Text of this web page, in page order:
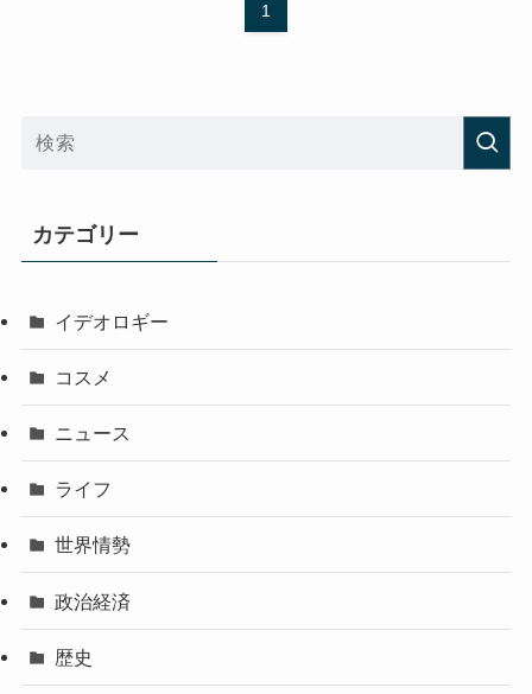
1
カテゴリー
イデオロギー
コスメ
ニュース
ライフ
世界情勢
政治経済
歴史